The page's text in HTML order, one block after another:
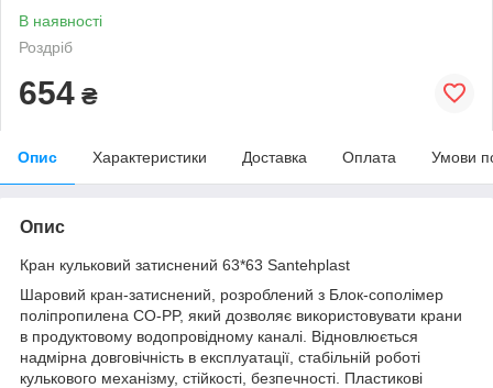
В наявності
Роздріб
654 ₴
Опис Характеристики Доставка Оплата Умови
Опис
Кран кульковий затиснений 63*63 Santehplast
Шаровий кран-затиснений, розроблений з Блок-сополімер
поліпропилена CO-PP, який дозволяє використовувати крани
в продуктовому водопровідному каналі. Відновлюється
надмірна довговічність в експлуатації, стабільній роботі
кулькового механізму, стійкості, безпечності. Пластикові